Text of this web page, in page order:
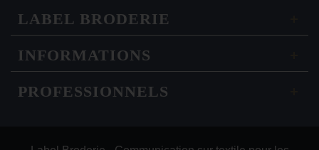
LABEL BRODERIE
INFORMATIONS
PROFESSIONNELS